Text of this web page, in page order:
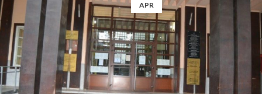
APR